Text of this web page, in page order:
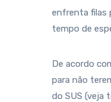
enfrenta filas
tempo de
De acordo
para não
do SUS (veja